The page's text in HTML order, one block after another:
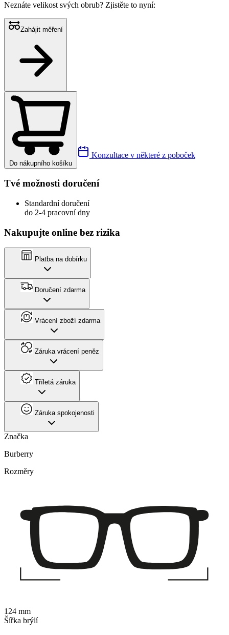
Neznáte velikost svých obrub? Zjistěte to nyní:
Zahájit měření
Do nákupního košíku
Konzultace v některé z poboček
Tvé možnosti doručení
Standardní doručení
do 2-4 pracovní dny
Nakupujte online bez rizika
Platba na dobírku
Doručení zdarma
Vrácení zboží zdarma
Záruka vrácení peněz
Tříletá záruka
Záruka spokojenosti
Značka
Burberry
Rozměry
124 mm
Šířka brýlí